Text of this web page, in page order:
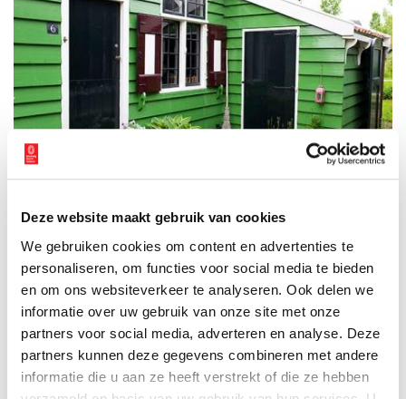
Deze website maakt gebruik van cookies
We gebruiken cookies om content en advertenties te
personaliseren, om functies voor social media te bieden
en om ons websiteverkeer te analyseren. Ook delen we
informatie over uw gebruik van onze site met onze
partners voor social media, adverteren en analyse. Deze
partners kunnen deze gegevens combineren met andere
informatie die u aan ze heeft verstrekt of die ze hebben
Zonnewijzerspad 6. Rijksmonument sinds 17 november 1967. De zijgevel van
Zonnewijzerspad 6, anno 2011. foto Jolanda Hoogendoorn
Publicatiedatum: 29/04/2012
Ontvang de nieuwsbrief
Wilt u op de hoogte blijven van de mooiste verhalen en het